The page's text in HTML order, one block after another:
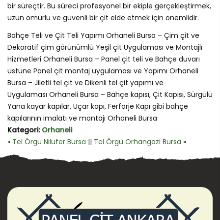
bir süreçtir. Bu süreci profesyonel bir ekiple gerçekleştirmek,
uzun ömürlü ve güvenli bir çit elde etmek için önemlidir.
Bahçe Teli ve Çit Teli Yapımı Orhaneli Bursa – Çim çit ve
Dekoratif çim görünümlü Yeşil çit Uygulaması ve Montajlı
Hizmetleri Orhaneli Bursa – Panel çit teli ve Bahçe duvarı
üstüne Panel çit montaj uygulaması ve Yapımı Orhaneli
Bursa – Jiletli tel çit ve Dikenli tel çit yapımı ve
Uygulaması Orhaneli Bursa – Bahçe kapısı, Çit Kapısı, Sürgülü
Yana kayar kapılar, Uçar kapı, Ferforje Kapı gibi bahçe
kapılarının imalatı ve montajı Orhaneli Bursa
Kategori: Orhaneli
« Tel Örgü Nilüfer Bursa || Tel Örgü Orhangazi Bursa »